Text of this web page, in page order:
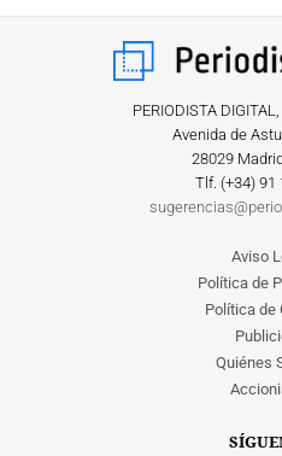
PERIODISTA
Avenida de
28029
Tlf. (+34) ‎91
Aviso
Política de
Política de
Quiénes